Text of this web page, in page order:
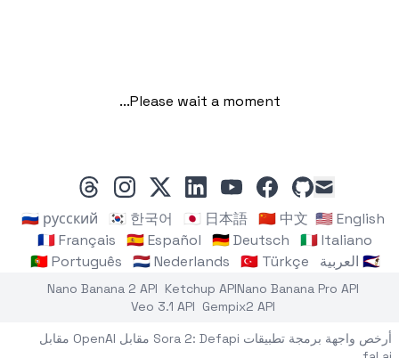
Please wait a moment...
mail
github
facebook
youtube
linkedin
x
instagram
threads
🇺🇸 English
🇨🇳 中文
🇯🇵 日本語
🇰🇷 한국어
🇷🇺 русский
🇮🇹 Italiano
🇩🇪 Deutsch
🇪🇸 Español
🇫🇷 Français
🇸🇦 العربية
🇹🇷 Türkçe
🇳🇱 Nederlands
🇵🇹 Português
Nano Banana Pro API
Ketchup API
Nano Banana 2 API
Gempix2 API
Veo 3.1 API
أرخص واجهة برمجة تطبيقات Sora 2: Defapi مقابل OpenAI مقابل